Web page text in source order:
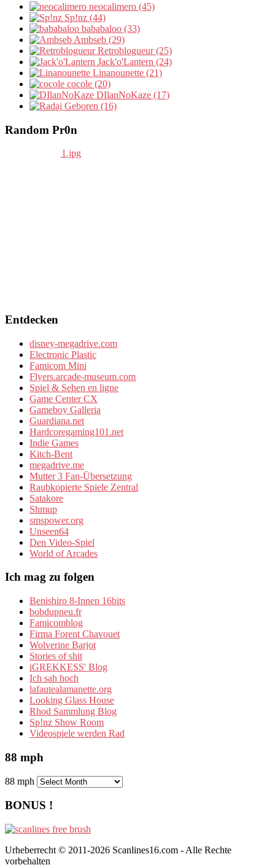
neocalimero (45)
Sp!nz (44)
bababaloo (33)
Ambseb (29)
Retroblogueur (25)
Jack'o'Lantern (24)
Linanounette (21)
cocole (20)
DIlanNoKaze (17)
Geboren (16)
Random Pr0n
Entdecken
disney-megadrive.com
Electronic Plastic
Famicom Mini
Flyers.arcade-museum.com
Spiel & Sehen en ligne
Game Center CX
Gameboy Galleria
Guardiana.net
Hardcoregaming101.net
Indie Games
Kitch-Bent
megadrive.me
Mutter 3 Fan-Übersetzung
Raubkopierte Spiele Zentral
Satakore
Shmup
smspower.org
Unseen64
Den Video-Spiel
World of Arcades
Ich mag zu folgen
Benishiro 8-Innen 16bits
bobdupneu.fr
Famicomblog
Firma Forent Chavouet
Wolverine Barjot
Stories of shit
iGREKKESS' Blog
Ich sah hoch
lafautealamanette.org
Looking Glass House
Rhod Sammlung Blog
Sp!nz Show Room
Videospiele werden Rad
88 mph
88 mph
BONUS !
Urheberrecht © 2011-2026 Scanlines16.com - Alle Rechte
vorbehalten